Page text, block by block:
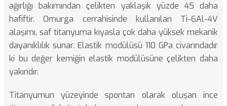
ağırlığı bakımından çelikten yaklaşık yüzde 45 daha
hafiftir. Omurga cerrahisinde kullanılan Ti-6Al-4V
alaşımı, saf titanyuma kıyasla çok daha yüksek mekanik
dayanıklılık sunar. Elastik modülüsü 110 GPa civarındadır
ki bu değer kemiğin elastik modülüsüne çelikten daha
yakındır.
Titanyumun yüzeyinde spontan olarak oluşan ince